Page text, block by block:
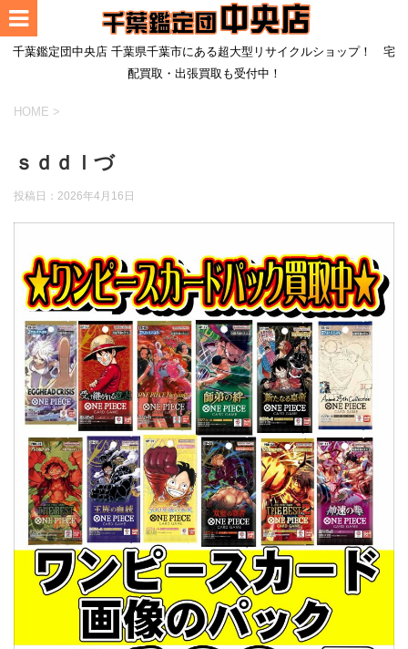
千葉鑑定団中央店 千葉県千葉市にある超大型リサイクルショップ！ 宅
配買取・出張買取も受付中！
HOME >
ｓｄｄｌづ
投稿日： 2026年4月16日